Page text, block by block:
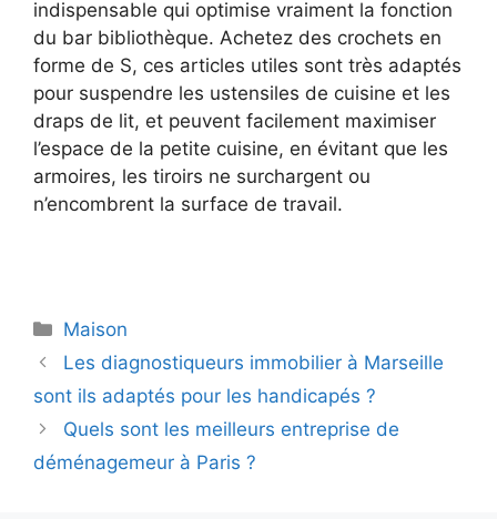
indispensable qui optimise vraiment la fonction
du bar bibliothèque. Achetez des crochets en
forme de S, ces articles utiles sont très adaptés
pour suspendre les ustensiles de cuisine et les
draps de lit, et peuvent facilement maximiser
l’espace de la petite cuisine, en évitant que les
armoires, les tiroirs ne surchargent ou
n’encombrent la surface de travail.
Catégories
Maison
Les diagnostiqueurs immobilier à Marseille
sont ils adaptés pour les handicapés ?
Quels sont les meilleurs entreprise de
déménagemeur à Paris ?